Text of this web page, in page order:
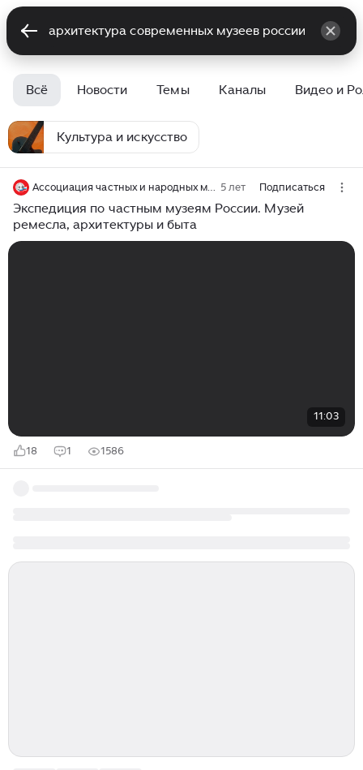
Всё Новости Темы Каналы Видео и
Культура и искусство
Ассоциация частных и народных музеев России 5 лет Подписаться
Экспедиция по частным музеям России. Музей
ремесла, архитектуры и быта
11:03
18 1 1586